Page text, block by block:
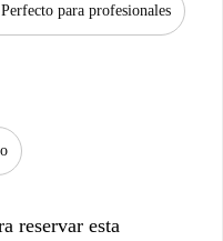
Perfecto para profesionales
reservar esta